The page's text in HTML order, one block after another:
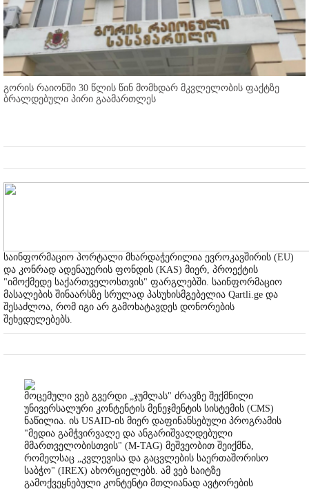
გორის რაიონში 30 წლის წინ მომხდარ მკვლელობის ფაქტზე
ბრალდებული პირი გაამართლეს
საინფორმაციო პორტალი მხარდაჭერილია ევროკავშირის (EU)
და კონრად ადენაუერის ფონდის (KAS) მიერ, პროექტის
"იმოქმედე საქართველოსთვის" ფარგლებში. საინფორმაციო
მასალების შინაარსზე სრულად პასუხისმგებელია Qartli.ge და
შესაძლოა, რომ იგი არ გამოხატავდეს დონორების
შეხედულებებს.
მოცემული ვებ გვერდი „ჯუმლას" ძრავზე შექმნილი
უნივერსალური კონტენტის მენეჯმენტის სისტემის (CMS)
ნაწილია. ის USAID-ის მიერ დაფინანსებული პროგრამის
"მედია გამჭვირვალე და ანგარიშვალდებული
მმართველობისთვის" (M-TAG) მეშვეობით შეიქმნა,
რომელსაც „კვლევისა და გაცვლების საერთაშორისო
საბჭო" (IREX) ახორციელებს. ამ ვებ საიტზე
გამოქვეყნებული კონტენტი მთლიანად ავტორების